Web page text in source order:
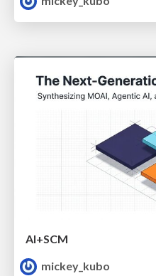
AI+SCM
mickey_kubo